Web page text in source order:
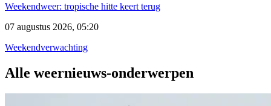
Weekendweer: tropische hitte keert terug
07 augustus 2026, 05:20
Weekendverwachting
Alle weernieuws-onderwerpen